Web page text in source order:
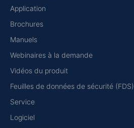
Application
Brochures
Manuels
Webinaires à la demande
Vidéos du produit
Feuilles de données de sécurité (FDS)
Service
Logiciel